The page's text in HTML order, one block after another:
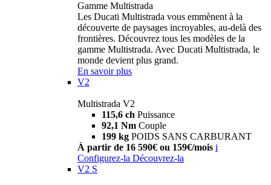
Gamme Multistrada
Les Ducati Multistrada vous emmènent à la
découverte de paysages incroyables, au-delà des
frontières. Découvrez tous les modèles de la
gamme Multistrada. Avec Ducati Multistrada, le
monde devient plus grand.
En savoir plus
V2
Multistrada V2
115,6 ch Puissance
92,1 Nm Couple
199 kg POIDS SANS CARBURANT
À partir de 16 590€ ou 159€/mois i
Configurez-la Découvrez-la
V2 S